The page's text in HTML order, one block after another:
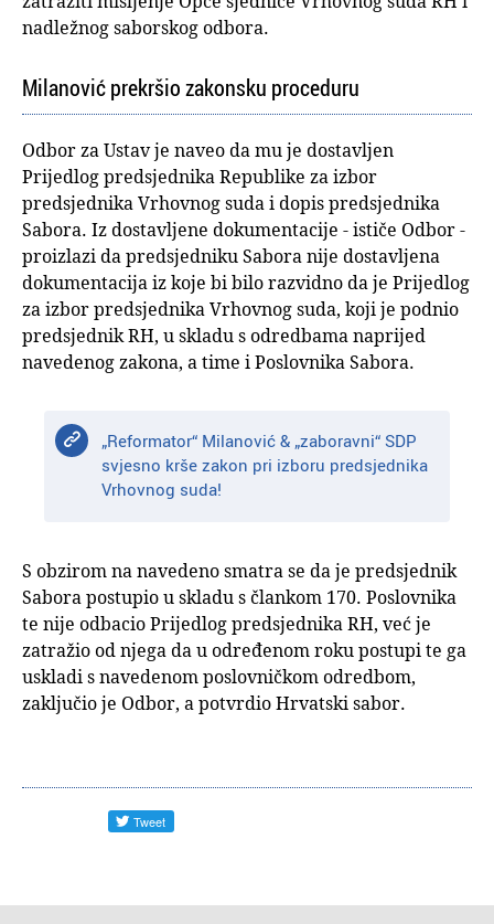
nadležnog saborskog odbora.
Milanović prekršio zakonsku proceduru
Odbor za Ustav je naveo da mu je dostavljen
Prijedlog predsjednika Republike za izbor
predsjednika Vrhovnog suda i dopis predsjednika
Sabora. Iz dostavljene dokumentacije - ističe Odbor -
proizlazi da predsjedniku Sabora nije dostavljena
dokumentacija iz koje bi bilo razvidno da je Prijedlog
za izbor predsjednika Vrhovnog suda, koji je podnio
predsjednik RH, u skladu s odredbama naprijed
navedenog zakona, a time i Poslovnika Sabora.
„Reformator“ Milanović & „zaboravni“ SDP
svjesno krše zakon pri izboru predsjednika
Vrhovnog suda!
S obzirom na navedeno smatra se da je predsjednik
Sabora postupio u skladu s člankom 170. Poslovnika
te nije odbacio Prijedlog predsjednika RH, već je
zatražio od njega da u određenom roku postupi te ga
uskladi s navedenom poslovničkom odredbom,
zaključio je Odbor, a potvrdio Hrvatski sabor.